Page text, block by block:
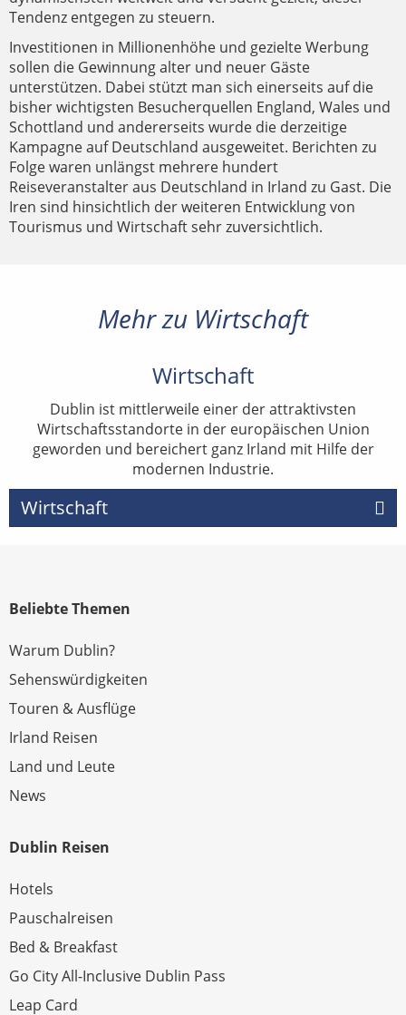
Tendenz entgegen zu steuern.
Investitionen in Millionenhöhe und gezielte Werbung
sollen die Gewinnung alter und neuer Gäste
unterstützen. Dabei stützt man sich einerseits auf die
bisher wichtigsten Besucherquellen England, Wales und
Schottland und andererseits wurde die derzeitige
Kampagne auf Deutschland ausgeweitet. Berichten zu
Folge waren unlängst mehrere hundert
Reiseveranstalter aus Deutschland in Irland zu Gast. Die
Iren sind hinsichtlich der weiteren Entwicklung von
Tourismus und Wirtschaft sehr zuversichtlich.
Mehr zu Wirtschaft
Wirtschaft
Dublin ist mittlerweile einer der attraktivsten
Wirtschaftsstandorte in der europäischen Union
geworden und bereichert ganz Irland mit Hilfe der
modernen Industrie.
Wirtschaft
Beliebte Themen
Warum Dublin?
Sehenswürdigkeiten
Touren & Ausflüge
Irland Reisen
Land und Leute
News
Dublin Reisen
Hotels
Pauschalreisen
Bed & Breakfast
Go City All-Inclusive Dublin Pass
Leap Card